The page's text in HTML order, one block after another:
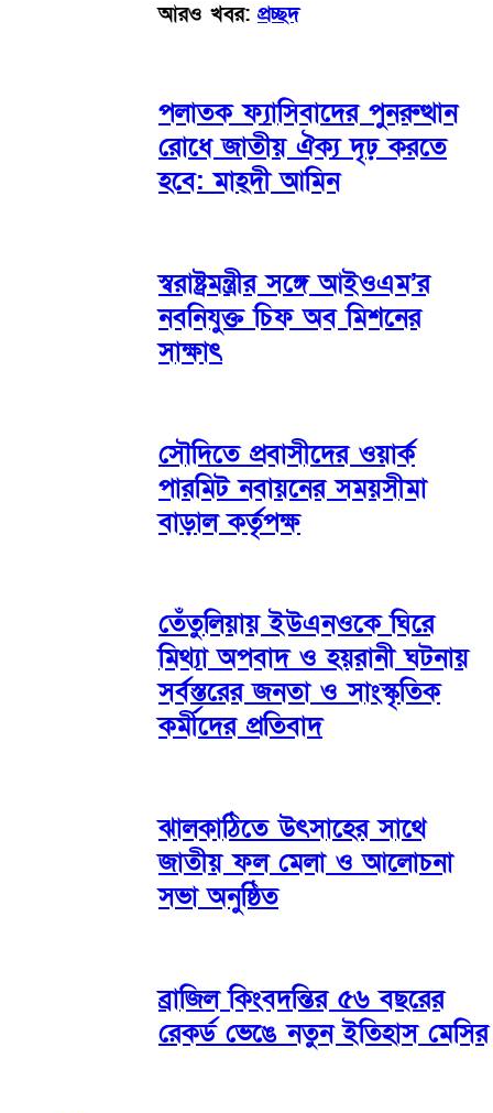
আরও খবর: প্রচ্ছদ
পলাতক ফ্যাসিবাদের পুনরুত্থান
রোধে জাতীয় ঐক্য দৃঢ় করতে
হবে: মাহ্দী আমিন
স্বরাষ্ট্রমন্ত্রীর সঙ্গে আইওএম’র
নবনিযুক্ত চিফ অব মিশনের
সাক্ষাৎ
সৌদিতে প্রবাসীদের ওয়ার্ক
পারমিট নবায়নের সময়সীমা
বাড়াল কর্তৃপক্ষ
তেঁতুলিয়ায় ইউএনওকে ঘিরে
মিথ্যা অপবাদ ও হয়রানী ঘটনায়
সর্বস্তরের জনতা ও সাংস্কৃতিক
কর্মীদের প্রতিবাদ
ঝালকাঠিতে উৎসাহের সাথে
জাতীয় ফল মেলা ও আলোচনা
সভা অনুষ্ঠিত
ব্রাজিল কিংবদন্তির ৫৬ বছরের
রেকর্ড ভেঙে নতুন ইতিহাস মেসির